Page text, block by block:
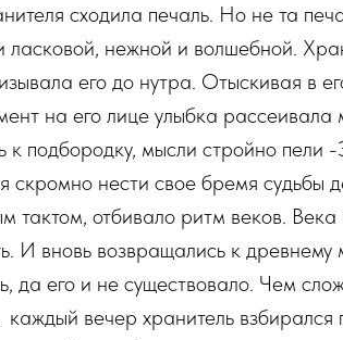
сходила печаль. Но не та
ласковой, нежной и волшебной.
его до нутра. Отыскивая в
на его лице улыбка
к подбородку, мысли стройно
нести свое бремя судьбы
тактом, отбивало ритм веков.
И вновь возвращались к
да его и не существовало. Чем
вечер хранитель